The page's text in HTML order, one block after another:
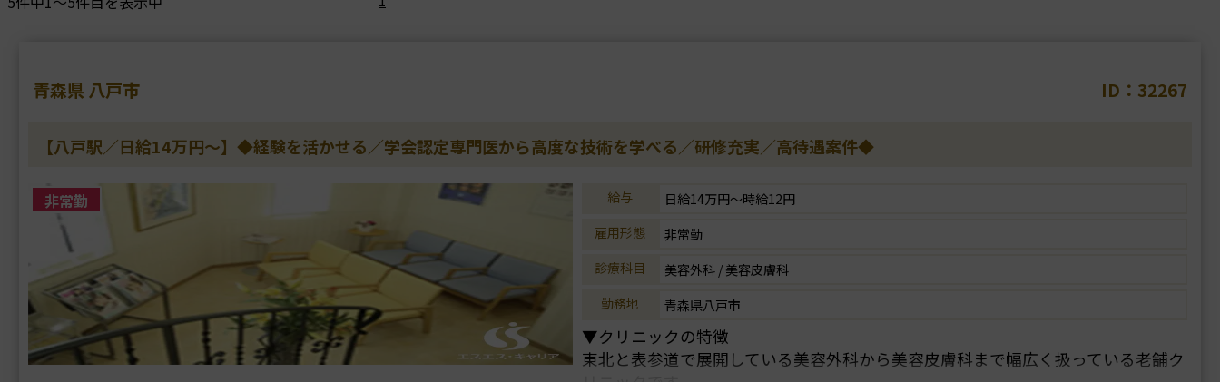
青森県 八戸市 ID：32267
【八戸駅／日給14万円～】◆経験を活かせる／学会認定専門医から高度な技術を学べる／研修充実／高待遇案件◆
非常勤 給与
日給14万円～時給12円
雇用形態
非常勤
診療科目
美容外科 / 美容皮膚科
勤務地
青森県八戸市
▼クリニックの特徴
東北と表参道で展開している美容外科から美容皮膚科まで幅広く扱っている老舗ク